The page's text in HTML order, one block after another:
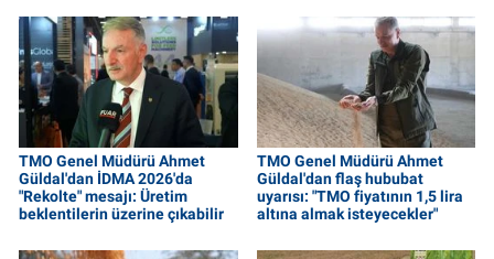
TMO Genel Müdürü Ahmet
Güldal'dan İDMA 2026'da
"Rekolte" mesajı: Üretim
beklentilerin üzerine çıkabilir
TMO Genel Müdürü Ahmet
Güldal'dan flaş hububat
uyarısı: "TMO fiyatının 1,5 lira
altına almak isteyecekler"